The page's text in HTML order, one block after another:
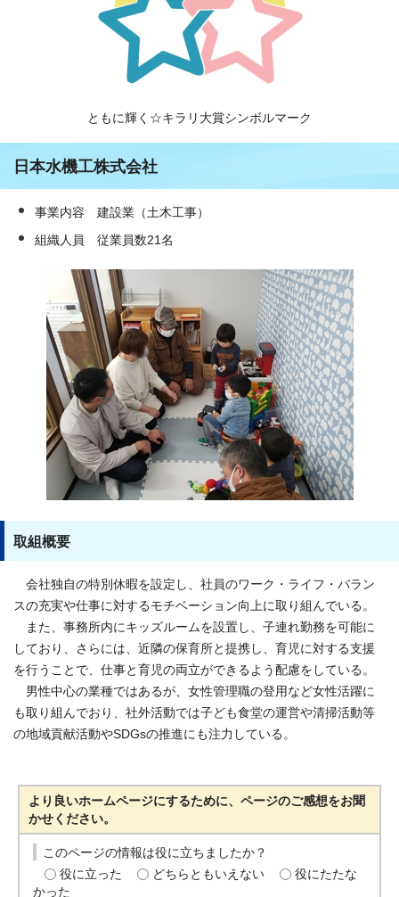
ともに輝く☆キラリ大賞シンボルマーク
日本水機工株式会社
事業内容 建設業（土木工事）
組織人員 従業員数21名
取組概要
会社独自の特別休暇を設定し、社員のワーク・ライフ・バラン
スの充実や仕事に対するモチベーション向上に取り組んでいる。
また、事務所内にキッズルームを設置し、子連れ勤務を可能に
しており、さらには、近隣の保育所と提携し、育児に対する支援
を行うことで、仕事と育児の両立ができるよう配慮をしている。
男性中心の業種ではあるが、女性管理職の登用など女性活躍に
も取り組んでおり、社外活動では子ども食堂の運営や清掃活動等
の地域貢献活動やSDGsの推進にも注力している。
より良いホームページにするために、ページのご感想をお聞
かせください。
このページの情報は役に立ちましたか？
役に立った
どちらともいえない
役にたたな
かった